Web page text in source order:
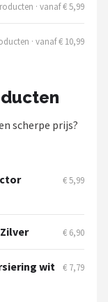
· vanaf € 5,99
· vanaf € 10,99
scherpe prijs?
€ 5,99
€ 6,90
wit
€ 7,79